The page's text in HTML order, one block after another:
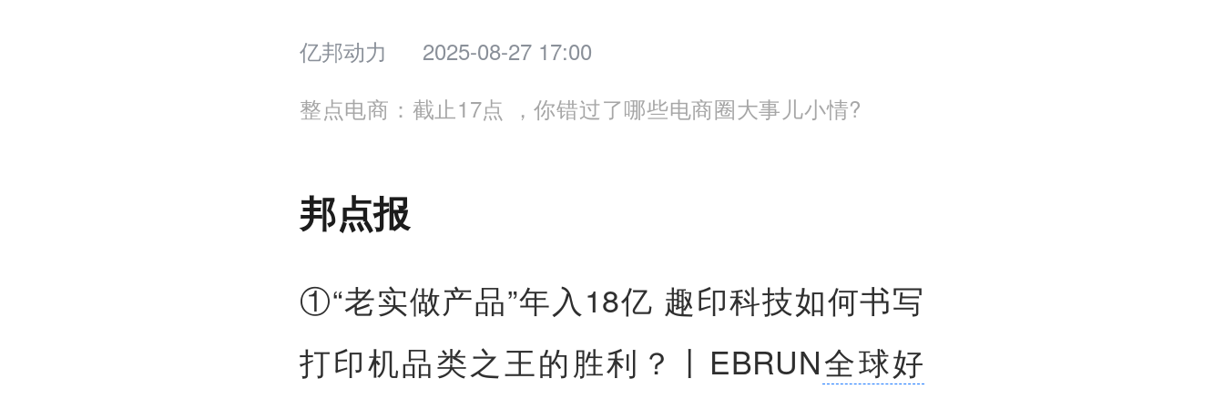
亿邦动力
2025-08-27 17:00
整点电商：截止17点 ，你错过了哪些电商圈大事儿小情?
邦点报
①“老实做产品”年入18亿 趣印科技如何书写
打印机品类之王的胜利？丨EBRUN全球好